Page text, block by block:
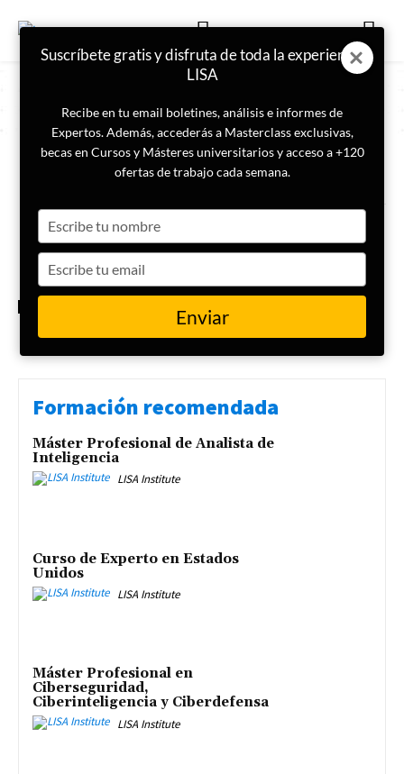
ETIQUETA
Esquema Nacional de Seguridad
España publica un nuevo
Informe Nacional del Estado de
Seguridad
Formación recomendada
Máster Profesional de Analista de
Inteligencia
LISA Institute
Curso de Experto en Estados
Unidos
LISA Institute
Máster Profesional en
Ciberseguridad,
Ciberinteligencia y Ciberdefensa
LISA Institute
Suscríbete gratis y disfruta de toda la experiencia
LISA
Recibe en tu email boletines, análisis e informes de
Expertos. Además, accederás a Masterclass exclusivas,
becas en Cursos y Másteres universitarios y acceso a +120
ofertas de trabajo cada semana.
your
name
your
email
Enviar